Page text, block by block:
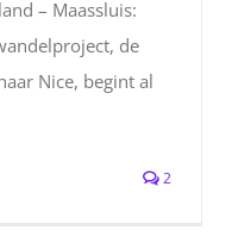
– Maassluis:
de
Nice, begint al
2